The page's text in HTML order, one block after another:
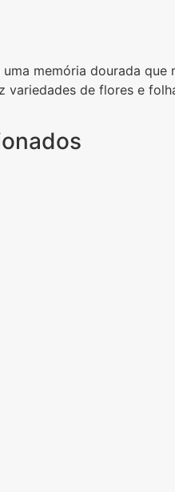
memória dourada
variedades de flores e